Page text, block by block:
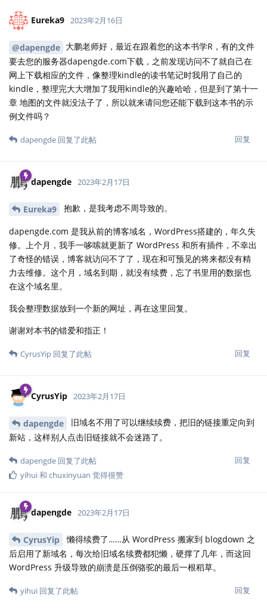
Eureka9 2023年2月16日
@dapengde 大鹏老师好，最近在跟着您的这本书学R，有的文件
要去您的服务器dapengde.com下载，之前发现访问不了就自己在
网上下载相应的文件，像整理kindle的读书笔记时我用了自己的
kindle，整理完大大增加了我用kindle的兴趣哈哈，但是到了第十一
章 地图的文件就没法子了，所以就来请问您还能下载到这本书的示
例文件吗？
回复
dapengde 回复了此帖
dapengde 2023年2月17日
Eureka9 抱歉，是我考虑不周导致的。
dapengde.com 是我从前的博客域名，WordPress搭建的，年久失
修。上个月，我手一哆嗦就更新了 WordPress 和所有插件，不幸出
了奇怪的错误，博客就访问不了了，现在和可预见的将来都没有精
力去维修。这个月，域名到期，就没有续费，忘了书里用的数据也
在这个域名里。
我会整理数据放到一个新的网址，再在这里回复。
谢谢对本书的错爱和指正！
回复
CyrusYip 回复了此帖
CyrusYip 2023年2月17日
dapengde
旧域名不用了可以继续续费，把旧的链接重定向到
新站，这样别人点击旧链接就不会迷路了。
回复
dapengde 回复了此帖
yihui和 chuxinyuan 觉得很赞
dapengde 2023年2月17日
CyrusYip 懒得续费了……从 WordPress 搬家到 blogdown 之
后启用了新域名，每次给旧域名续费都犯懒，硬撑了几年，而这回
WordPress 升级导致的崩溃是压倒骆驼的最后一根稻草。
回复
yihui 回复了此帖